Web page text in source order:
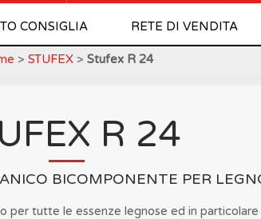
CONSIGLIA RETE DI VENDITA
> STUFEX> Stufex R 24
R 24
BICOMPONENTE PER
per tutte le essenze legnose ed in